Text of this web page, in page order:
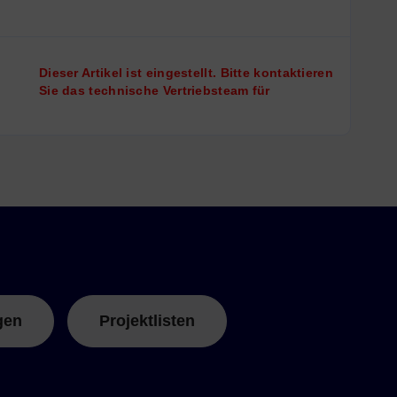
Dieser Artikel ist eingestellt. Bitte kontaktieren
Sie das technische Vertriebsteam für
Projektlisten